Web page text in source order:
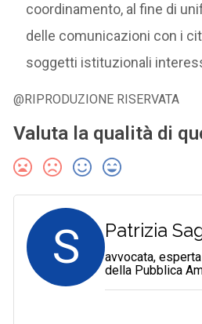
coordinamento, al fine di
delle comunicazioni con i
soggetti istituzionali
@RIPRODUZIONE RISERVATA
Valuta la qualità di
S Patrizia
avvocata,
della Pubblica